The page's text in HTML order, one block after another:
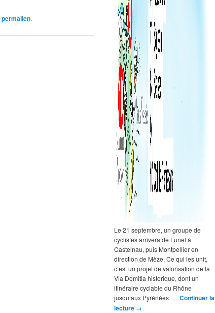
permalien.
Le 21 septembre, un groupe de
cyclistes arrivera de Lunel à
Castelnau, puis Montpellier en
direction de Mèze. Ce qui les unit,
c’est un projet de valorisation de la
Via Domitia historique, dont un
itinéraire cyclable du Rhône
jusqu’aux Pyrénées. … Continuer la
lecture →